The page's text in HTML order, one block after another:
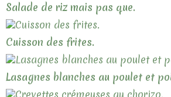
Salade de riz mais pas que.
Cuisson des frites.
Lasagnes blanches au poulet et